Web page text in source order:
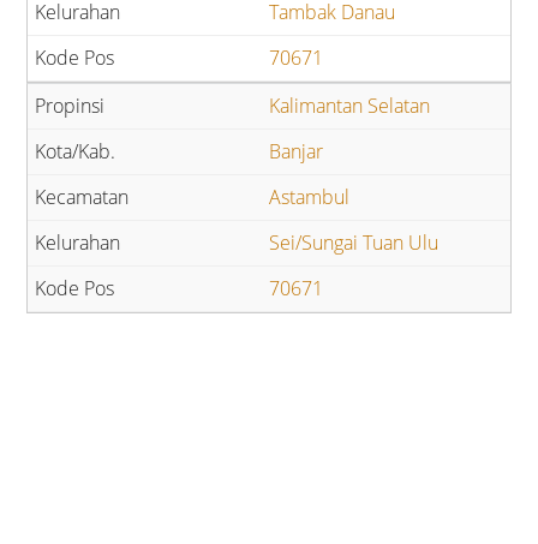
Tambak Danau
70671
Kalimantan Selatan
Banjar
Astambul
Sei/Sungai Tuan Ulu
70671